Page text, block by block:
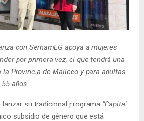
con SernamEG apoya a mujeres
por primera vez, el que tendrá una
la Provincia de Malleco y para adultas
años.
lanzar su tradicional programa “Capital
subsidio de género que está